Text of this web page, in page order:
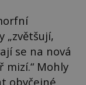
„zvětšují,
se na nová
mizí.“ Mohly
obyčejné